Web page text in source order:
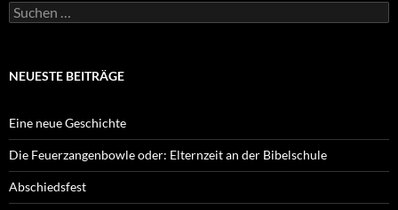
Suchen
nach:
NEUESTE BEITRÄGE
Eine neue Geschichte
Die Feuerzangenbowle oder: Elternzeit an der Bibelschule
Abschiedsfest